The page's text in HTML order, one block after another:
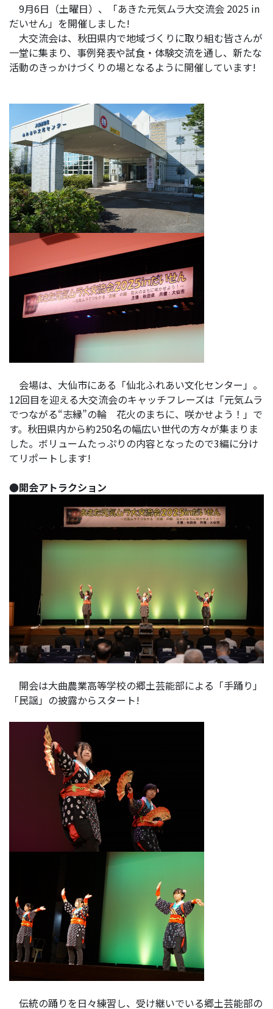
9月6日（土曜日）、「あきた元気ムラ大交流会 2025 in
だいせん」を開催しました!
大交流会は、秋田県内で地域づくりに取り組む皆さんが
一堂に集まり、事例発表や試食・体験交流を通し、 新たな
活動のきっかけづくりの場となるように開催しています!
会場は、大仙市にある「仙北ふれあい文化センター」。
12回目を迎える大交流会のキャッチフレーズは「元気ムラ
でつながる“志縁”の輪 花火のまちに、咲かせよう！」で
す。秋田県内から約250名の幅広い世代の方々が集まりま
した。ボリュームたっぷりの内容となったので3編に分け
てリポートします!
●開会アトラクション
開会は大曲農業高等学校の郷土芸能部による「手踊り」
「民謡」の披露からスタート!
伝統の踊りを日々練習し、受け継いでいる郷土芸能部の